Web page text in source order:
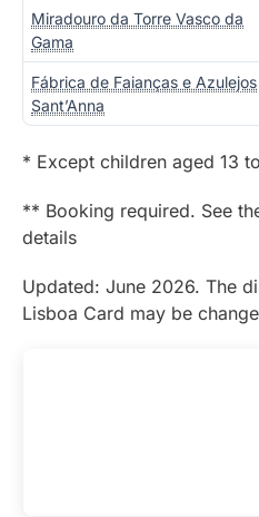
Miradouro da Torre Vasco da
Gama
Fábrica de Faianças e Azulejos
Sant’Anna
* Except children aged 13
** Booking required. See
details
Updated: June 2026. The
Lisboa Card may be